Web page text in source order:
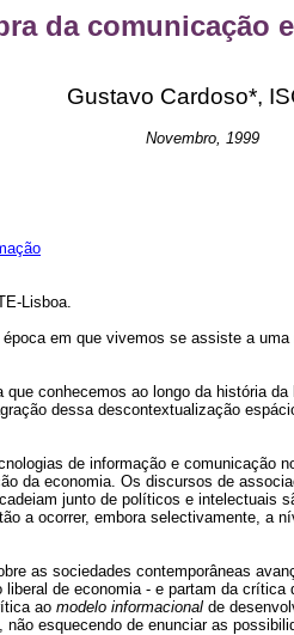
da comunicação
Gustavo Cardoso*,
Novembro, 1999
Lisboa.
em que vivemos se assiste a
conhecemos ao longo da história
dessa descontextualização
de informação e
da economia. Os discursos de
junto de políticos e intelectuais
a ocorrer, embora selectivamente, a
as sociedades contemporâneas
de economia - e partam da
ao modelo informacional de
esquecendo de enunciar as